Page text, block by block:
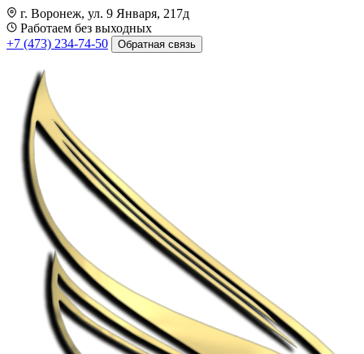
г. Воронеж, ул. 9 Января, 217д
Работаем без выходных
+7 (473) 234-74-50
Обратная связь